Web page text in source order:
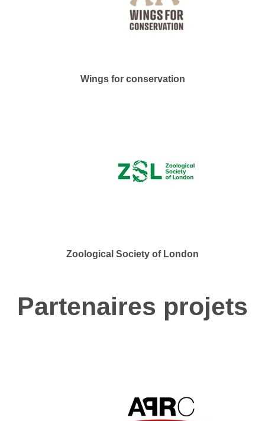
Wings for conservation
Zoological Society of London
Partenaires projets